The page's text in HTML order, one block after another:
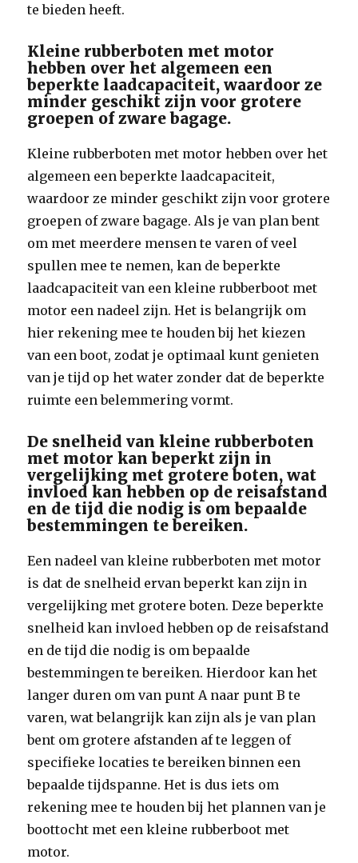
te bieden heeft.
Kleine rubberboten met motor
hebben over het algemeen een
beperkte laadcapaciteit, waardoor ze
minder geschikt zijn voor grotere
groepen of zware bagage.
Kleine rubberboten met motor hebben over het
algemeen een beperkte laadcapaciteit,
waardoor ze minder geschikt zijn voor grotere
groepen of zware bagage. Als je van plan bent
om met meerdere mensen te varen of veel
spullen mee te nemen, kan de beperkte
laadcapaciteit van een kleine rubberboot met
motor een nadeel zijn. Het is belangrijk om
hier rekening mee te houden bij het kiezen
van een boot, zodat je optimaal kunt genieten
van je tijd op het water zonder dat de beperkte
ruimte een belemmering vormt.
De snelheid van kleine rubberboten
met motor kan beperkt zijn in
vergelijking met grotere boten, wat
invloed kan hebben op de reisafstand
en de tijd die nodig is om bepaalde
bestemmingen te bereiken.
Een nadeel van kleine rubberboten met motor
is dat de snelheid ervan beperkt kan zijn in
vergelijking met grotere boten. Deze beperkte
snelheid kan invloed hebben op de reisafstand
en de tijd die nodig is om bepaalde
bestemmingen te bereiken. Hierdoor kan het
langer duren om van punt A naar punt B te
varen, wat belangrijk kan zijn als je van plan
bent om grotere afstanden af te leggen of
specifieke locaties te bereiken binnen een
bepaalde tijdspanne. Het is dus iets om
rekening mee te houden bij het plannen van je
boottocht met een kleine rubberboot met
motor.